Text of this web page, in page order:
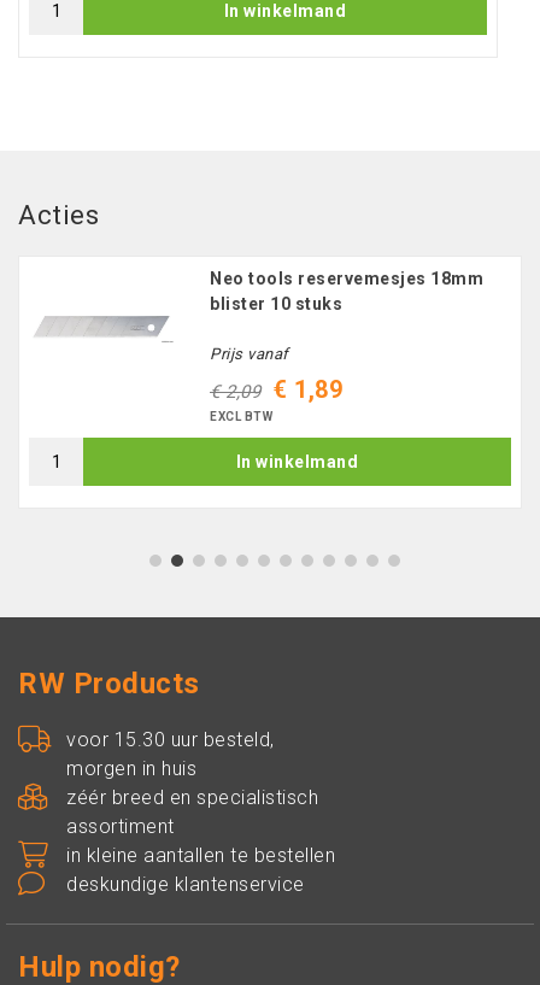
In winkelmand
Acties
Neo tools reservemesjes 18mm
blister 10 stuks
Prijs vanaf
€ 2,09 € 1,89
EXCL BTW
In winkelmand
1 2 3 4 5 6 7 8 9 10 11 12
RW Products
voor 15.30 uur besteld,
morgen in huis
zéér breed en specialistisch
assortiment
in kleine aantallen te bestellen
deskundige klantenservice
Hulp nodig?